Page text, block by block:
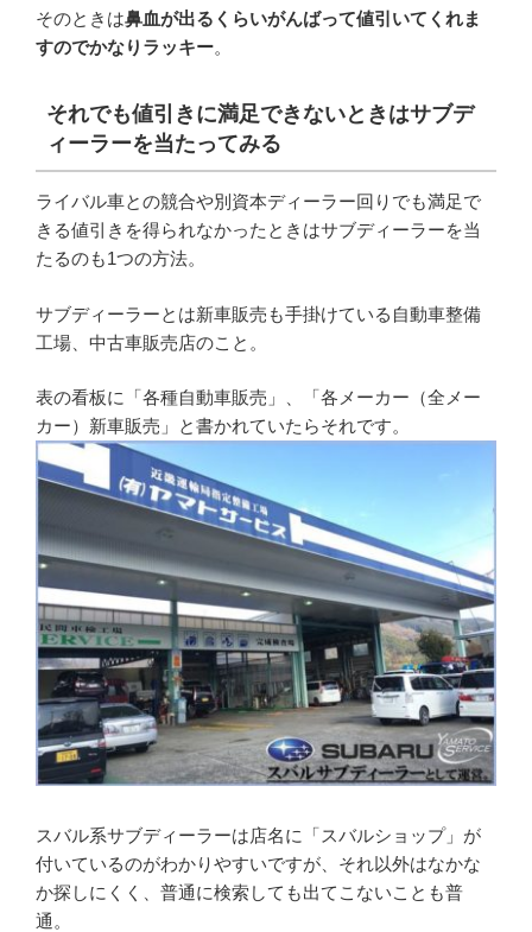
そのときは鼻血が出るくらいがんばって値引いてくれま
すのでかなりラッキー。
それでも値引きに満足できないときはサブデ
ィーラーを当たってみる
ライバル車との競合や別資本ディーラー回りでも満足で
きる値引きを得られなかったときはサブディーラーを当
たるのも1つの方法。
サブディーラーとは新車販売も手掛けている自動車整備
工場、中古車販売店のこと。
表の看板に「各種自動車販売」、「各メーカー（全メー
カー）新車販売」と書かれていたらそれです。
スバル系サブディーラーは店名に「スバルショップ」が
付いているのがわかりやすいですが、それ以外はなかな
か探しにくく、普通に検索しても出てこないことも普
通。